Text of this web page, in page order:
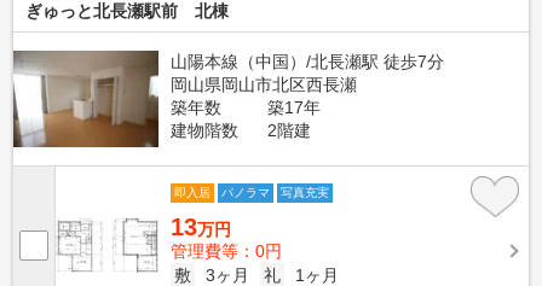
ぎゅっと北長瀬駅前 北棟
山陽本線（中国）/北長瀬駅 徒歩7分
岡山県岡山市北区西長瀬
築年数
築17年
建物階数
2階建
即入居 パノラマ 写真充実
13万円
管理費等：0円
敷
3ヶ月 礼
1ヶ月